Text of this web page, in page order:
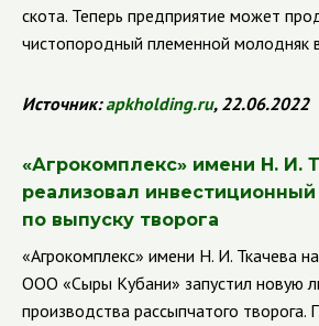
скота. Теперь предприятие может
чистопородный племенной молодняк
Источник:apkholding.ru, 22.06.2022
«Агрокомплекс» имени Н. И.
реализовал
по выпуску творога
«Агрокомплекс» имени Н. И. Ткачева
ООО «Сыры Кубани» запустил новую
производства рассыпчатого творога.